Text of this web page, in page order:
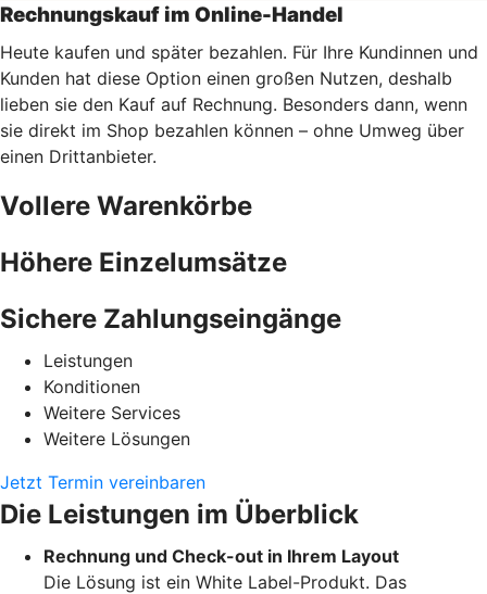
Rechnungskauf im Online-Handel
Heute kaufen und später bezahlen. Für Ihre Kundinnen und
Kunden hat diese Option einen großen Nutzen, deshalb
lieben sie den Kauf auf Rechnung. Besonders dann, wenn
sie direkt im Shop bezahlen können – ohne Umweg über
einen Drittanbieter.
Vollere Warenkörbe
Höhere Einzelumsätze
Sichere Zahlungseingänge
Leistungen
Konditionen
Weitere Services
Weitere Lösungen
Jetzt Termin vereinbaren
Die Leistungen im Überblick
Rechnung und Check-out in Ihrem Layout
Die Lösung ist ein White Label-Produkt. Das